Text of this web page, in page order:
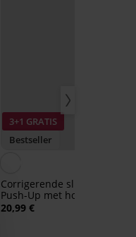
3+1 GRATIS
Bestseller
Corrigerende slip Simple
Push-Up met hoge taille
20,99 €